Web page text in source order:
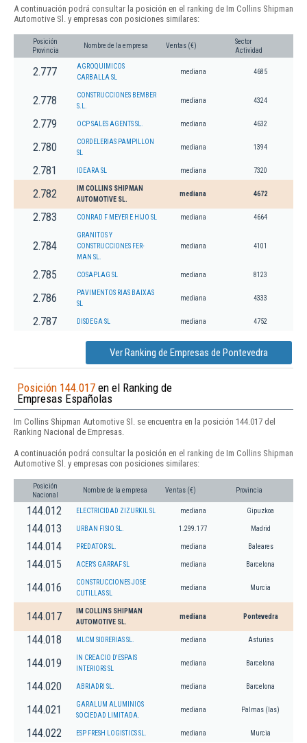
A continuación podrá consultar la posición en el ranking de Im Collins Shipman
Automotive Sl. y empresas con posiciones similares:
Posición
Provincia
Nombre de la empresa Ventas (€)
Sector
Actividad
2.777
AGROQUIMICOS
CARBALLA SL
mediana 4685
2.778
CONSTRUCCIONES BEMBER
S.L.
mediana 4324
2.779 OCP SALES AGENTS SL. mediana 4632
2.780
CORDELERIAS PAMPILLON
SL
mediana 1394
2.781 IDEARA SL mediana 7320
2.782
IM COLLINS SHIPMAN
AUTOMOTIVE SL.
mediana 4672
2.783 CONRAD F MEYER E HIJO SL mediana 4664
2.784
GRANITOS Y
CONSTRUCCIONES FER-
MAN SL.
mediana 4101
2.785 COSAPLAG SL mediana 8123
2.786
PAVIMENTOS RIAS BAIXAS
SL
mediana 4333
2.787 DISDEGA SL mediana 4752
Ver Ranking de Empresas de Pontevedra
Posición 144.017 en el Ranking de
Empresas Españolas
Im Collins Shipman Automotive Sl. se encuentra en la posición 144.017 del
Ranking Nacional de Empresas.
A continuación podrá consultar la posición en el ranking de Im Collins Shipman
Automotive Sl. y empresas con posiciones similares:
Posición
Nacional
Nombre de la empresa Ventas (€) Provincia
144.012 ELECTRICIDAD ZIZURKIL SL mediana Gipuzkoa
144.013 URBAN FISIO SL. 1.299.177 Madrid
144.014 PREDATOR SL. mediana Baleares
144.015 ACER'S GARRAF SL mediana Barcelona
144.016
CONSTRUCCIONES JOSE
CUTILLAS SL
mediana Murcia
144.017
IM COLLINS SHIPMAN
AUTOMOTIVE SL.
mediana Pontevedra
144.018 MLCM SIDRERIAS SL. mediana Asturias
144.019
IN CREACIO D'ESPAIS
INTERIORS SL
mediana Barcelona
144.020 ABRIADRI SL. mediana Barcelona
144.021
GARALUM ALUMINIOS
SOCIEDAD LIMITADA.
mediana Palmas (las)
144.022 ESP FRESH LOGISTICS SL. mediana Murcia